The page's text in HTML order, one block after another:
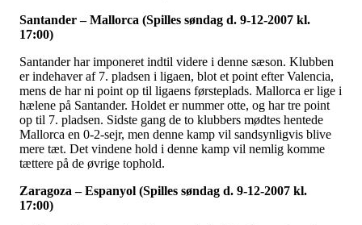
Santander – Mallorca (Spilles søndag d. 9-12-2007 kl.
17:00)
Santander har imponeret indtil videre i denne sæson. Klubben
er indehaver af 7. pladsen i ligaen, blot et point efter Valencia,
mens de har ni point op til ligaens førsteplads. Mallorca er lige i
hælene på Santander. Holdet er nummer otte, og har tre point
op til 7. pladsen. Sidste gang de to klubbers mødtes hentede
Mallorca en 0-2-sejr, men denne kamp vil sandsynligvis blive
mere tæt. Det vindene hold i denne kamp vil nemlig komme
tættere på de øvrige tophold.
Zaragoza – Espanyol (Spilles søndag d. 9-12-2007 kl.
17:00)